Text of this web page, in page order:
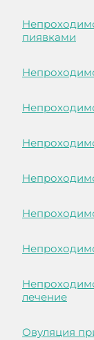
пиявками
лечение
Овуляция